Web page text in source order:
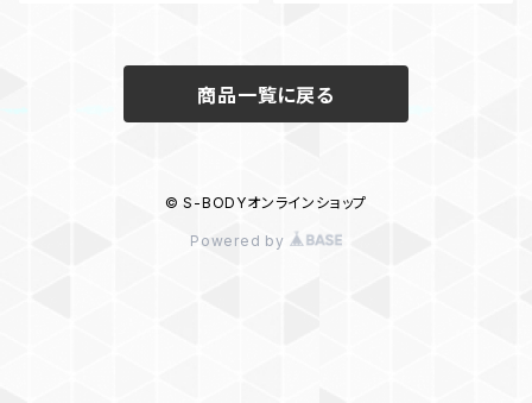
商品一覧に戻る
© S-BODYオンラインショップ
Powered by